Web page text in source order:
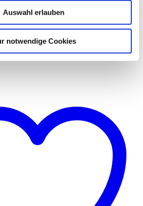
Auswahl erlauben
notwendige Cookies
3% Elasthan
nicht trocknergeeignet, nicht bügeln, nicht
Löschen